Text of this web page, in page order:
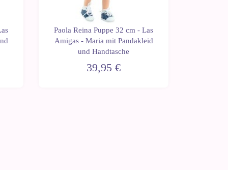
Paola Reina Puppe 32 cm - Las
Amigas - Maria mit Pandakleid
und Handtasche
39,95 €